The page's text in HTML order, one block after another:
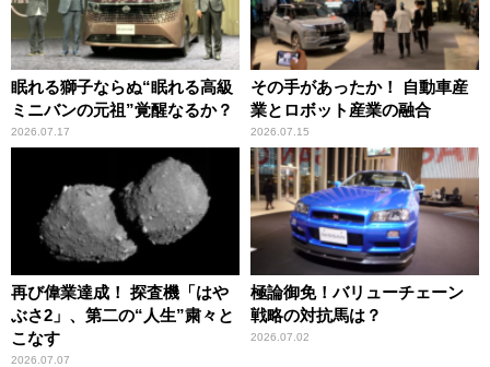
眠れる獅子ならぬ“眠れる高級
ミニバンの元祖”覚醒なるか？
2026.07.17
その手があったか！ 自動車産
業とロボット産業の融合
2026.07.15
再び偉業達成！ 探査機「はや
ぶさ2」、第二の“人生”粛々と
こなす
2026.07.07
極論御免！バリューチェーン
戦略の対抗馬は？
2026.07.02